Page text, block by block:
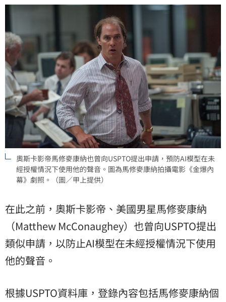
奧斯卡影帝馬修麥康納也曾向USPTO提出申請，預防AI模型在未
經授權情況下使用他的聲音。圖為馬修麥康納拍攝電影《金爆內
幕》劇照。（圖／甲上提供）
在此之前，奧斯卡影帝、美國男星馬修麥康納
（Matthew McConaughey）也曾向USPTO提出
類似申請，以防止AI模型在未經授權情況下使用
他的聲音。
根據USPTO資料庫，登錄內容包括馬修麥康納個